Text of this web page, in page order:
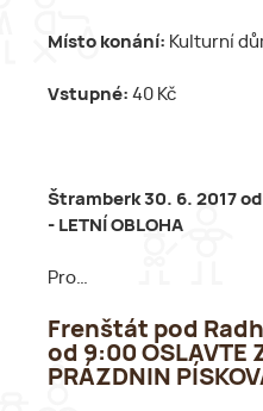
Místo konání: Kulturní
Vstupné: 40 Kč
Štramberk 30. 6. 2017 od
- LETNÍ OBLOHA
Pro…
Frenštát pod
od 9:00 OSLAVTE
PRÁZDNIN